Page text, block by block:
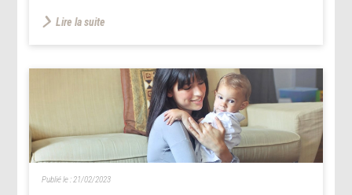
Lire la suite
Publié le : 21/02/2023